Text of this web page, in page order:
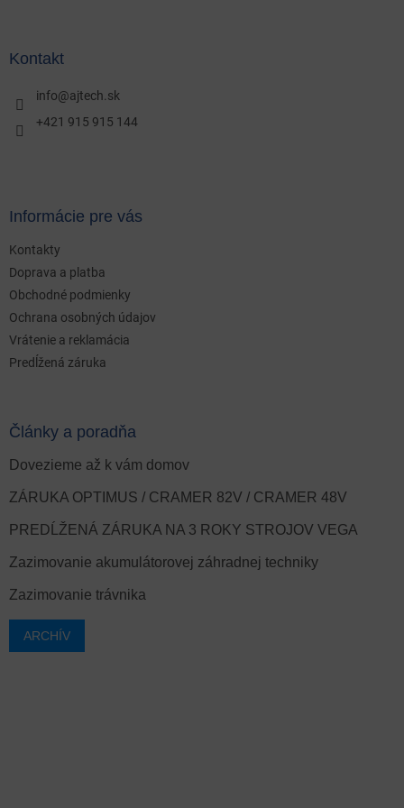
Kontakt
info@ajtech.sk
+421 915 915 144
Informácie pre vás
Kontakty
Doprava a platba
Obchodné podmienky
Ochrana osobných údajov
Vrátenie a reklamácia
Predĺžená záruka
Články a poradňa
Dovezieme až k vám domov
ZÁRUKA OPTIMUS / CRAMER 82V / CRAMER 48V
PREDĹŽENÁ ZÁRUKA NA 3 ROKY STROJOV VEGA
Zazimovanie akumulátorovej záhradnej techniky
Zazimovanie trávnika
ARCHÍV